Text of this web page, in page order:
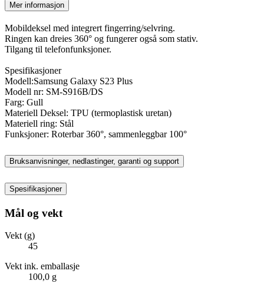
Mer informasjon
Mobildeksel med integrert fingerring/selvring.
Ringen kan dreies 360° og fungerer også som stativ.
Tilgang til telefonfunksjoner.
Spesifikasjoner
Modell:Samsung Galaxy S23 Plus
Modell nr: SM-S916B/DS
Farg: Gull
Materiell Deksel: TPU (termoplastisk uretan)
Materiell ring: Stål
Funksjoner: Roterbar 360°, sammenleggbar 100°
Bruksanvisninger, nedlastinger, garanti og support
Spesifikasjoner
Mål og vekt
Vekt (g)
45
Vekt ink. emballasje
100,0 g